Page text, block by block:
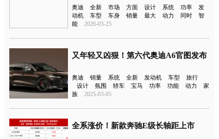
奥迪 全新 市场 方面 设计 系统 功率
发
动机
车型 车身 销量 最大 动力 同时
智
能
2026-03-25
又年轻又凶狠！第六代奥迪A6官图发布
奥迪 销量 系统 全新 发动机 车型
旅行
设计
氛围 轿车 宝马 功率 功能 动力
家
族
2025-03-05
全系涨价！新款奔驰E级长轴距上市